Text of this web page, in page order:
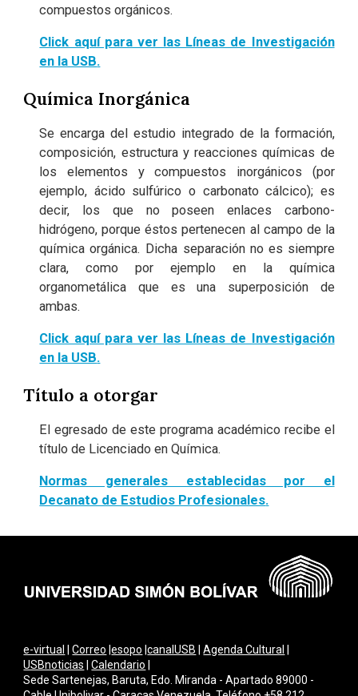
compuestos orgánicos.
Click aquí para ver las Líneas de Investigación
en la USB.
Química Inorgánica
Se encarga del estudio integrado de la formación,
composición, estructura y reacciones químicas de
los elementos y compuestos inorgánicos (por
ejemplo, ácido sulfúrico o carbonato cálcico); es
decir, los que no poseen enlaces carbono-
hidrógeno, porque éstos pertenecen al campo de la
química orgánica. Dicha separación no es siempre
clara, como por ejemplo en la química
organometálica que es una superposición de
ambas.
Click aquí para ver las Líneas de Investigación
en la USB.
Título a otorgar
El egresado de este programa académico recibe el
título de Licenciado en Química.
Normas generales establecidas por el
Decanato de Estudios Profesionales.
e-virtual |Correo |esopo |canalUSB |Agenda Cultural
USBnoticias |Calendario
Sede Sartenejas, Baruta, Edo. Miranda - Apartado 89000 -